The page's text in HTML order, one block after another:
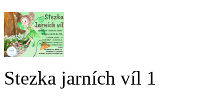
Stezka jarních víl 1